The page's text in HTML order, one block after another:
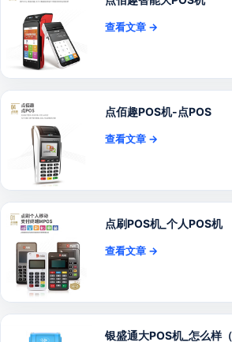
查看文章 →
点佰趣POS机-点POS
查看文章 →
点刷POS机_个人POS机
查看文章 →
银盛通大POS机_怎么样（